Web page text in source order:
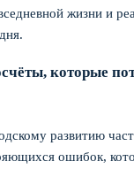
жизни и
которые
развитию
ошибок,